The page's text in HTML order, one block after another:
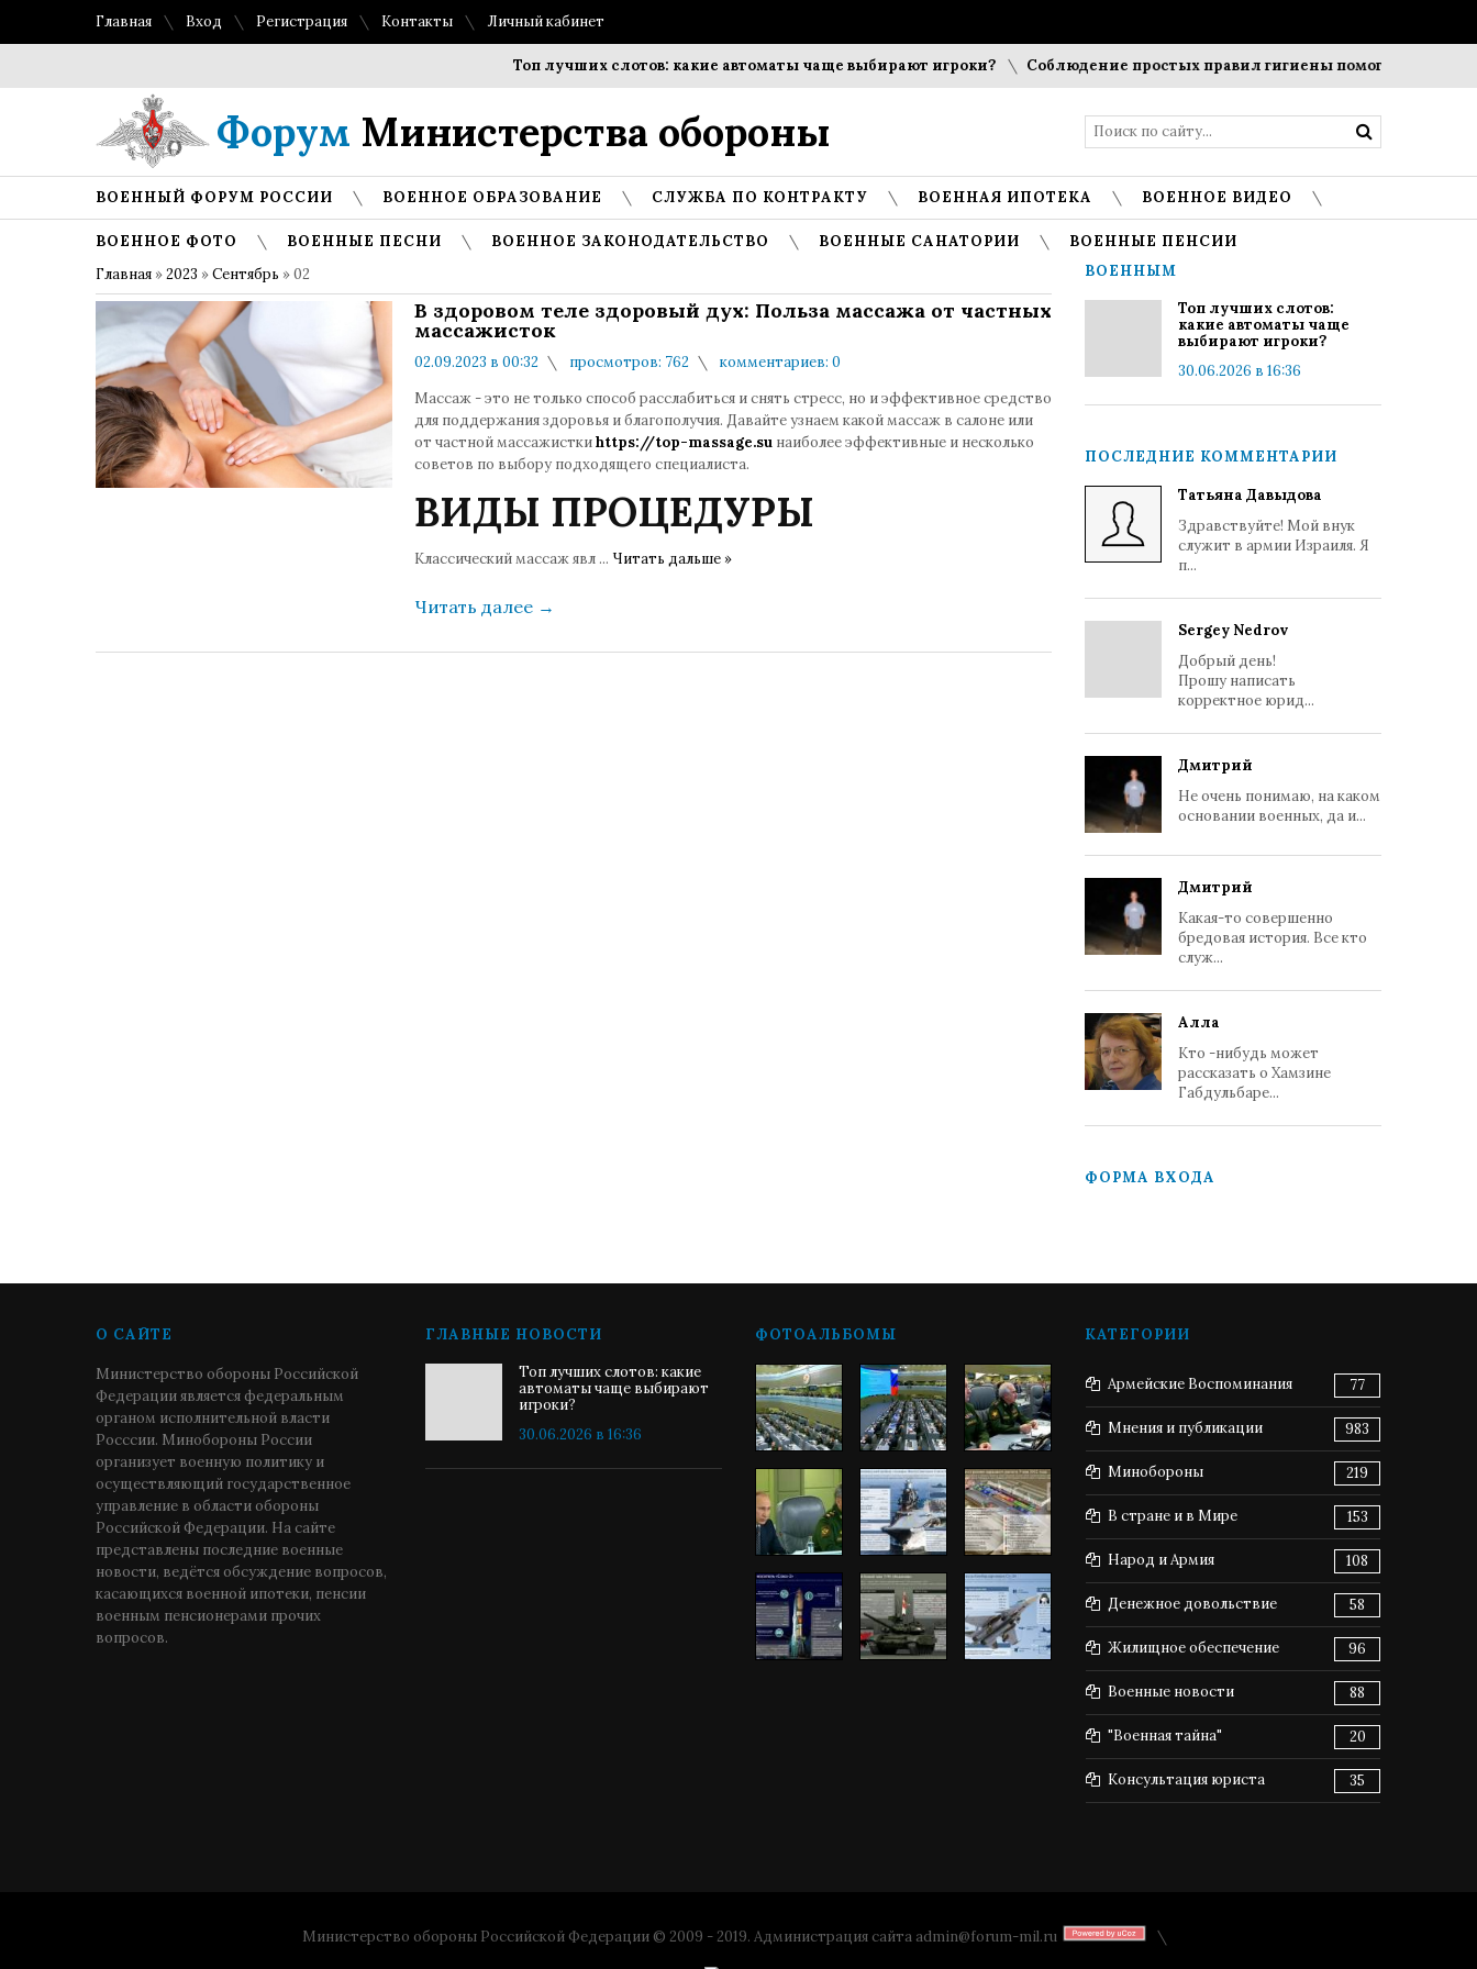
Главная Вход Регистрация Контакты Личный кабинет
Топ лучших слотов: какие автоматы чаще выбирают игроки? Соблюдение простых правил гигиены помогает
Форум Министерства обороны
ВОЕННЫЙ ФОРУМ РОССИИ ВОЕННОЕ ОБРАЗОВАНИЕ СЛУЖБА ПО КОНТРАКТУ ВОЕННАЯ ИПОТЕКА ВОЕННОЕ ВИДЕО
ВОЕННОЕ ФОТО ВОЕННЫЕ ПЕСНИ ВОЕННОЕ ЗАКОНОДАТЕЛЬСТВО ВОЕННЫЕ САНАТОРИИ
ВОЕННЫЕ ПЕНСИИ
Главная »2023 »Сентябрь »02
В здоровом теле здоровый дух: Польза массажа от частных
массажисток
02.09.2023 в 00:32 просмотров: 762
комментариев: 0
Массаж - это не только способ расслабиться и снять стресс, но и эффективное средство
для поддержания здоровья и благополучия. Давайте узнаем какой массаж в салоне или
от частной массажисткиhttps://top-massage.su наиболее эффективные и несколько
советов по выбору подходящего специалиста.
ВИДЫ ПРОЦЕДУРЫ
Классический массаж явл ... Читать дальше »
Читать далее →
ВОЕННЫМ
Топ лучших слотов:
какие автоматы чаще
выбирают игроки?
30.06.2026 в 16:36
ПОСЛЕДНИЕ КОММЕНТАРИИ
Татьяна Давыдова
Здравствуйте! Мой внук
служит в армии Израиля. Я
п...
Sergey Nedrov
Добрый день!
Прошу написать
корректное юрид...
Дмитрий
Не очень понимаю, на каком
основании военных, да и...
Дмитрий
Какая-то совершенно
бредовая история. Все кто
служ...
Алла
Кто -нибудь может
рассказать о Хамзине
Габдульбаре...
ФОРМА ВХОДА
О САЙТЕ
Министерство обороны Российской
Федерации является федеральным
органом исполнительной власти
Росссии. Минобороны России
организует военную политику и
осуществляющий государственное
управление в области обороны
Российской Федерации. На сайте
представлены последние военные
новости, ведётся обсуждение вопросов,
касающихся военной ипотеки, пенсии
военным пенсионерами прочих
вопросов.
ГЛАВНЫЕ НОВОСТИ
Топ лучших слотов: какие
автоматы чаще выбирают
игроки?
30.06.2026 в 16:36
ФОТОАЛЬБОМЫ КАТЕГОРИИ
Армейские Воспоминания 77
Мнения и публикации 983
Минобороны 219
В стране и в Мире 153
Народ и Армия 108
Денежное довольствие 58
Жилищное обеспечение 96
Военные новости 88
"Военная тайна" 20
Консультация юриста 35
Министерство обороны Российской Федерации © 2009 - 2019. Администрация сайта admin@forum-mil.ru